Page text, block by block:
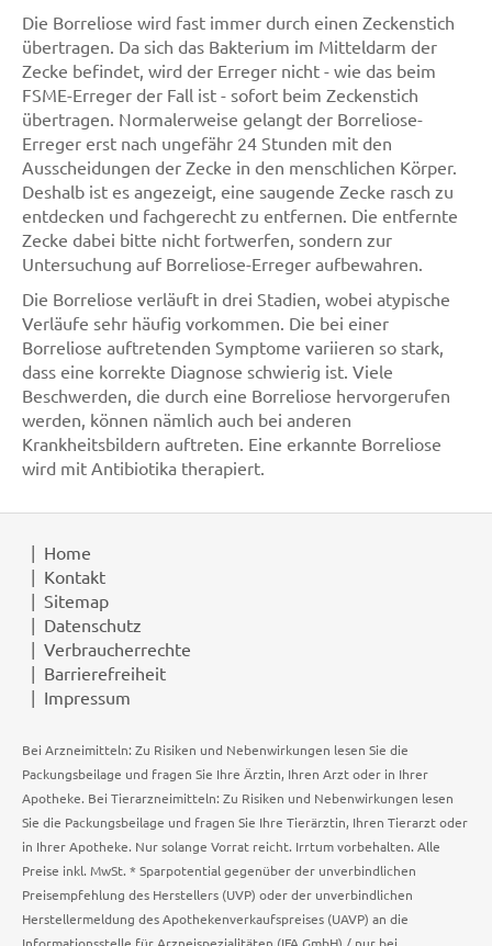
Die Borreliose wird fast immer durch einen Zeckenstich
übertragen. Da sich das Bakterium im Mitteldarm der
Zecke befindet, wird der Erreger nicht - wie das beim
FSME-Erreger der Fall ist - sofort beim Zeckenstich
übertragen. Normalerweise gelangt der Borreliose-
Erreger erst nach ungefähr 24 Stunden mit den
Ausscheidungen der Zecke in den menschlichen Körper.
Deshalb ist es angezeigt, eine saugende Zecke rasch zu
entdecken und fachgerecht zu entfernen. Die entfernte
Zecke dabei bitte nicht fortwerfen, sondern zur
Untersuchung auf Borreliose-Erreger aufbewahren.
Die Borreliose verläuft in drei Stadien, wobei atypische
Verläufe sehr häufig vorkommen. Die bei einer
Borreliose auftretenden Symptome variieren so stark,
dass eine korrekte Diagnose schwierig ist. Viele
Beschwerden, die durch eine Borreliose hervorgerufen
werden, können nämlich auch bei anderen
Krankheitsbildern auftreten. Eine erkannte Borreliose
wird mit Antibiotika therapiert.
Home
Kontakt
Sitemap
Datenschutz
Verbraucherrechte
Barrierefreiheit
Impressum
Bei Arzneimitteln: Zu Risiken und Nebenwirkungen lesen Sie die
Packungsbeilage und fragen Sie Ihre Ärztin, Ihren Arzt oder in Ihrer
Apotheke. Bei Tierarzneimitteln: Zu Risiken und Nebenwirkungen lesen
Sie die Packungsbeilage und fragen Sie Ihre Tierärztin, Ihren Tierarzt oder
in Ihrer Apotheke. Nur solange Vorrat reicht. Irrtum vorbehalten. Alle
Preise inkl. MwSt. * Sparpotential gegenüber der unverbindlichen
Preisempfehlung des Herstellers (UVP) oder der unverbindlichen
Herstellermeldung des Apothekenverkaufspreises (UAVP) an die